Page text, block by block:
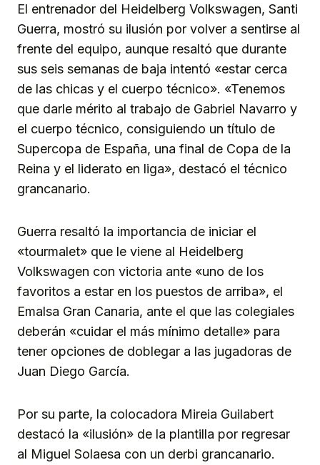
El entrenador del Heidelberg Volkswagen, Santi
Guerra, mostró su ilusión por volver a sentirse al
frente del equipo, aunque resaltó que durante
sus seis semanas de baja intentó «estar cerca
de las chicas y el cuerpo técnico». «Tenemos
que darle mérito al trabajo de Gabriel Navarro y
el cuerpo técnico, consiguiendo un título de
Supercopa de España, una final de Copa de la
Reina y el liderato en liga», destacó el técnico
grancanario.
Guerra resaltó la importancia de iniciar el
«tourmalet» que le viene al Heidelberg
Volkswagen con victoria ante «uno de los
favoritos a estar en los puestos de arriba», el
Emalsa Gran Canaria, ante el que las colegiales
deberán «cuidar el más mínimo detalle» para
tener opciones de doblegar a las jugadoras de
Juan Diego García.
Por su parte, la colocadora Mireia Guilabert
destacó la «ilusión» de la plantilla por regresar
al Miguel Solaesa con un derbi grancanario.